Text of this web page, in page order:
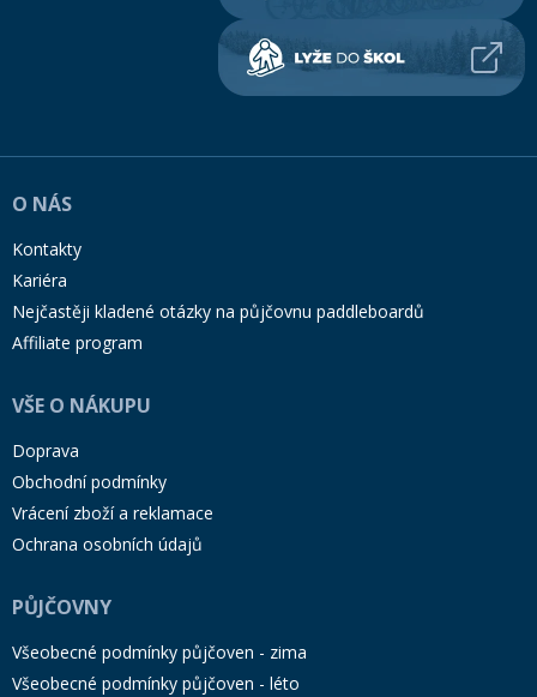
O NÁS
Kontakty
Kariéra
Nejčastěji kladené otázky na půjčovnu paddleboardů
Affiliate program
VŠE O NÁKUPU
Doprava
Obchodní podmínky
Vrácení zboží a reklamace
Ochrana osobních údajů
PŮJČOVNY
Všeobecné podmínky půjčoven - zima
Všeobecné podmínky půjčoven - léto